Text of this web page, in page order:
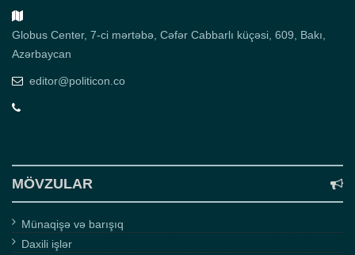
Globus Center, 7-ci mərtəbə, Cəfər Cabbarlı küçəsi, 609, Bakı,
Azərbaycan
editor@politicon.co
MÖVZULAR
Münaqişə və barışıq
Daxili işlər